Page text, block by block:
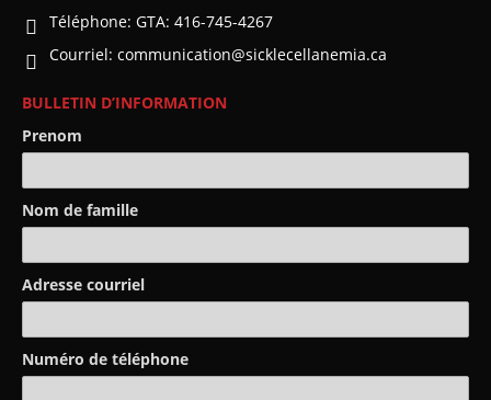
Téléphone: GTA: 416-745-4267
Courriel: communication@sicklecellanemia.ca
BULLETIN D’INFORMATION
Prenom
Nom de famille
Adresse courriel
Numéro de téléphone